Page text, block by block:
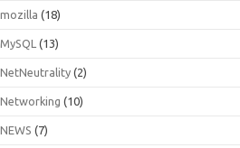
mozilla (18)
MySQL (13)
NetNeutrality (2)
Networking (10)
NEWS (7)